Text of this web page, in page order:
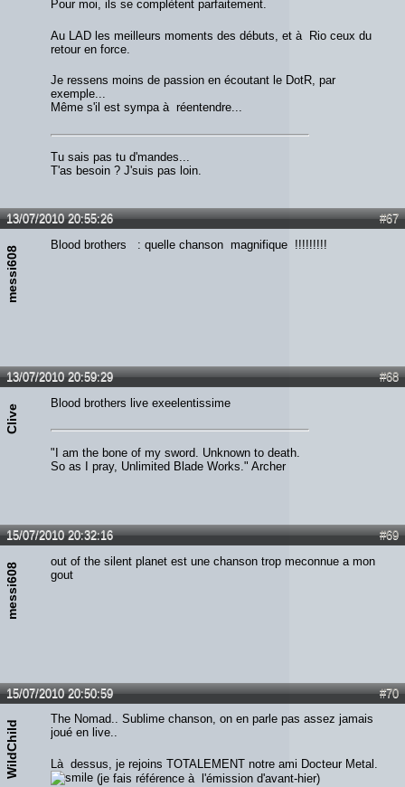
Pour moi, ils se complètent parfaitement.
Au LAD les meilleurs moments des débuts, et à Rio ceux du
retour en force.
Je ressens moins de passion en écoutant le DotR, par
exemple...
Même s'il est sympa à réentendre...
Tu sais pas tu d'mandes...
T'as besoin ? J'suis pas loin.
#67
13/07/2010 20:55:26
messi608
Blood brothers : quelle chanson magnifique !!!!!!!!!
#68
13/07/2010 20:59:29
Clive
Blood brothers live exeelentissime
"I am the bone of my sword. Unknown to death.
So as I pray, Unlimited Blade Works." Archer
#69
15/07/2010 20:32:16
messi608
out of the silent planet est une chanson trop meconnue a mon
gout
#70
15/07/2010 20:50:59
WildChild
The Nomad.. Sublime chanson, on en parle pas assez jamais
joué en live..
Là dessus, je rejoins TOTALEMENT notre ami Docteur Metal.
(je fais référence à l'émission d'avant-hier)